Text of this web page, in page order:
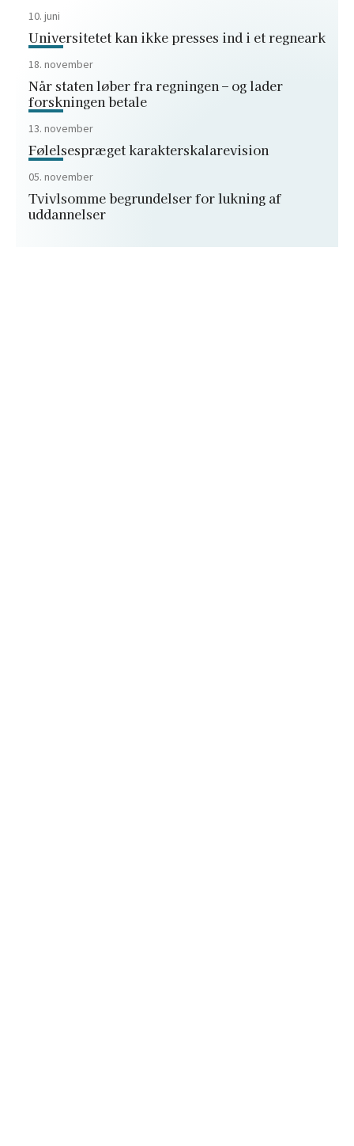
10. juni
Universitetet kan ikke presses ind i et regneark
18. november
Når staten løber fra regningen – og lader
forskningen betale
13. november
Følelsespræget karakterskalarevision
05. november
Tvivlsomme begrundelser for lukning af
uddannelser